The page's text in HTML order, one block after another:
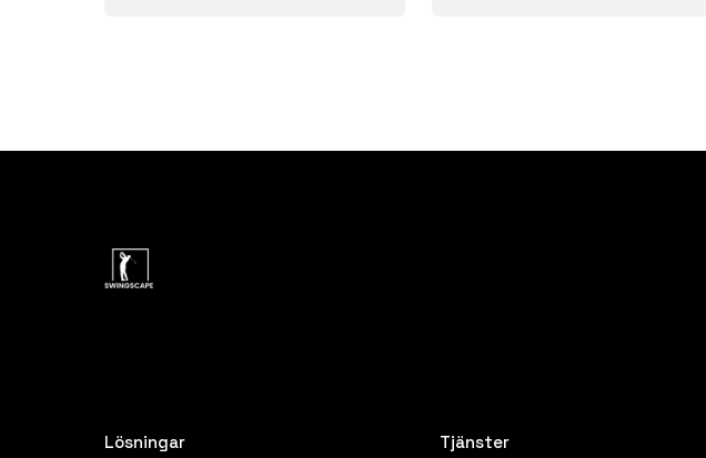
Lösningar
Tjänster